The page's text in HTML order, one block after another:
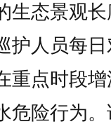
态景观长
护人员每
重点时段
危险行为